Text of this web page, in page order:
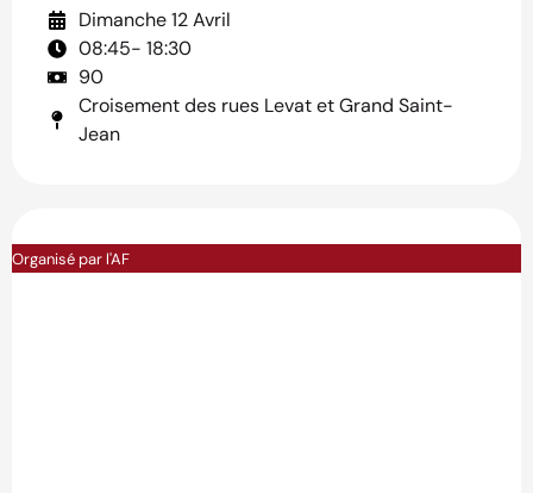
Dimanche 12 Avril
08:45- 18:30
90
Croisement des rues Levat et Grand Saint-
Jean
Organisé par l'AF